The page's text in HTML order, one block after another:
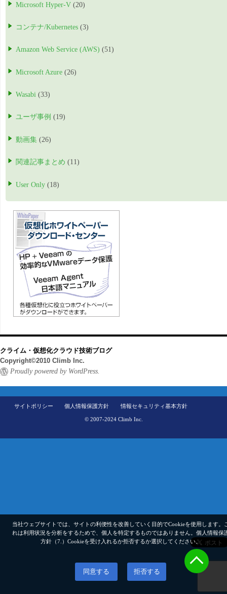
Microsoft Hyper-V (20)
コンテナ/Kubernetes (3)
Amazon Web Service (AWS) (51)
Microsoft Azure (26)
Wasabi (33)
ユーザ事例 (19)
動画集 (26)
関連記事まとめ (11)
User Only (18)
クライム・仮想化クラウド技術ブログ
Copyright©2010 Climb Inc.
Proudly powered by WordPress.
サイトポリシー 個人情報保護方針 情報セキュリティ基本方針
© 2007-2024 Climb Inc.
当社ウェブサイトでは、サイトの利便性を改善していく目的でCookieを使用します。
れは利用状況を分析をするためで、個人を特定するものではありません。 個人情報保
方針（7.） Cookieを受け入れるか拒否するか選択してください。
同意する 拒否する